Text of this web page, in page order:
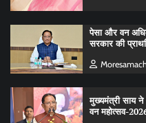
पेसा और वन
सरकार की
मुख्यमंत्री साय ने
वन महोत्सव-